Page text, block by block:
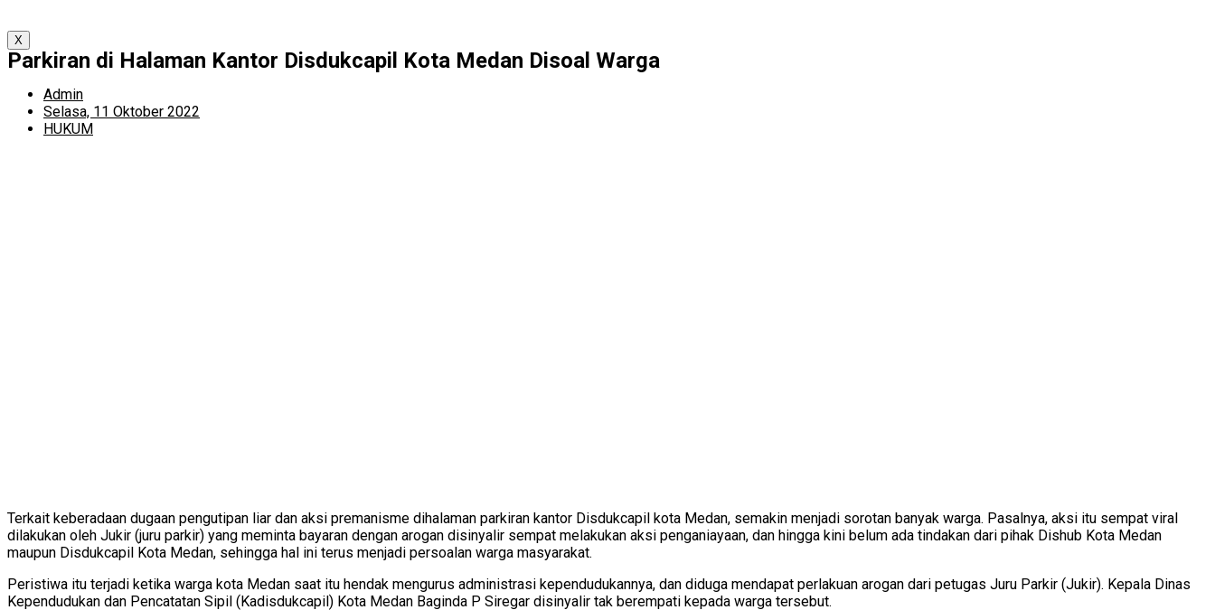
X
Parkiran di Halaman Kantor Disdukcapil Kota Medan Disoal Warga
Admin
Selasa, 11 Oktober 2022
HUKUM
Terkait keberadaan dugaan pengutipan liar dan aksi premanisme dihalaman parkiran kantor Disdukcapil kota Medan, semakin menjadi sorotan banyak warga. Pasalnya, aksi itu sempat viral
dilakukan oleh Jukir (juru parkir) yang meminta bayaran dengan arogan disinyalir sempat melakukan aksi penganiayaan, dan hingga kini belum ada tindakan dari pihak Dishub Kota Medan
maupun Disdukcapil Kota Medan, sehingga hal ini terus menjadi persoalan warga masyarakat.
Peristiwa itu terjadi ketika warga kota Medan saat itu hendak mengurus administrasi kependudukannya, dan diduga mendapat perlakuan arogan dari petugas Juru Parkir (Jukir). Kepala Dinas
Kependudukan dan Pencatatan Sipil (Kadisdukcapil) Kota Medan Baginda P Siregar disinyalir tak berempati kepada warga tersebut.